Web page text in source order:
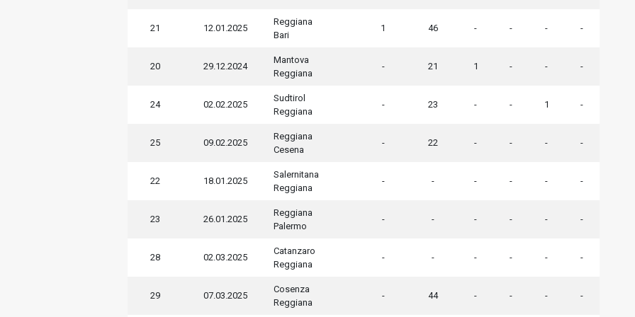
21 12.01.2025
Reggiana
Bari
1 46 - - - -
20 29.12.2024
Mantova
Reggiana
- 21 1 - - -
24 02.02.2025
Sudtirol
Reggiana
- 23 - - 1 -
25 09.02.2025
Reggiana
Cesena
- 22 - - - -
22 18.01.2025
Salernitana
Reggiana
- - - - - -
23 26.01.2025
Reggiana
Palermo
- - - - - -
28 02.03.2025
Catanzaro
Reggiana
- - - - - -
29 07.03.2025
Cosenza
Reggiana
- 44 - - - -